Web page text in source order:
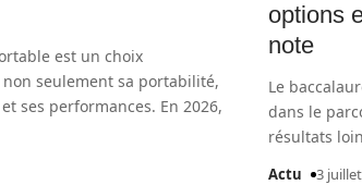
est un choix
seulement sa portabilité,
ses performances. En 2026,
options
note
Le
dans le
résultats
Actu 3